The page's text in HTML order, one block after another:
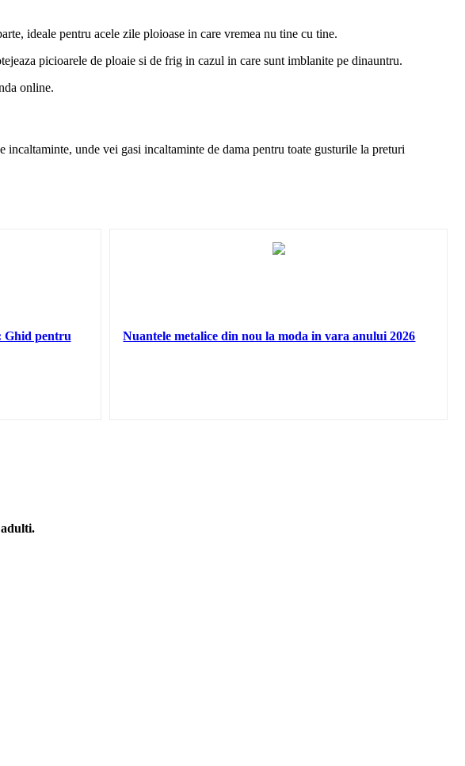
ideale pentru acele zile ploioase in care vremea nu tine cu tine.
picioarele de ploaie si de frig in cazul in care sunt imblanite pe dinauntru.
online.
unde vei gasi incaltaminte de dama pentru toate gusturile la preturi
Ghid pentru
Nuantele metalice din nou la moda in vara anului 2026